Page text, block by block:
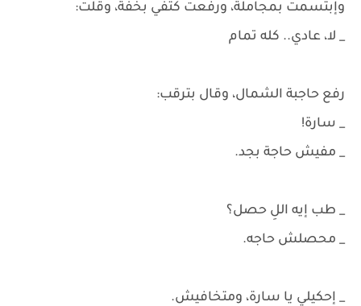
وإبتسمت بمجاملة، ورفعت كتفي بخفة، وقلت:
_ لا، عادي.. كله تمام
رفع حاجبة الشمال، وقال بترقب:
_ سارة!
_ مفيش حاجة بجد.
_ طب إيه اللِ حصل؟
_ محصلش حاجه.
_ إحكيلي يا سارة، ومتخافيش.